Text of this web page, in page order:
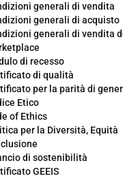
generali di vendita
generali di acquisto
generali di vendita
di recesso
di qualità
per la parità di
Etico
of Ethics
per la Diversità, Equità
di sostenibilità
GEEIS